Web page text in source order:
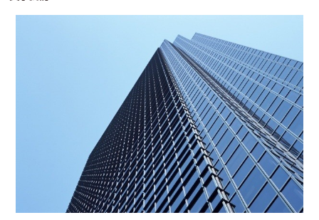
通。 中金前海副总经理石明达首先介绍了中金
前海的基本情况和发展历程，总结了前海自贸区在产
业基金及特色小镇方面的经验。 中金前海董事总经
理胡祺昊则作为云南母基金的主要负责人，对中金前
海管理的云南母基金、氢能源基金等重要的区域性、
行业性代表基金做了介绍，并交流了过去几年公司投
资的重要项目，如中石化、百果园、坚果微影院、万
色城等。其中中国果业龙头百果园项目因为与云南的
农业科技和高原特色产业相关度高，经营模式先进，
规模领先、受到大家的重点关注和热烈讨论，昭通野
苹果案例更是令云南的客人赞叹不已。宾主相约邀请
百果园的管理层与云南农科院以及高原特色果业的龙
头企业进行成体系的对接，推动实现高品质云南水果
跨省跨季，市场驱动的良性发展。 目前，中金
前海实际投资规模已达130亿元，管理资产规模超200
规模。 云南省重点产业发展基金分为母基金和子基
改革委牵头，委托中金前海（深圳）基金管理有限公
司负责具体运营管理。省政府授权省发展改革委履行
政府出资人职责，首期整合省级财政资金16亿元，逐
年整合省级财政中扶持产业发展50%左右的存量资金
以及全部新增投入部分，加上子基金收益的滚动使
用，5年争取整合100亿元左右资金作为引导资金，母
基金管理公司按照1:1-1:2的比例进行社会募集，首期
母基金规模达到32亿元-48亿元、5年达到200亿元-300
亿元。 子基金由各重点产业领导小组牵头，按照“一
个产业、一支基金”的思路，分别设立8个重点产业发
展子基金，同时设立1个并购基金和1个国际产能合作
基金服务8个重点产业，按照“成熟一支、设立一
支”的原则，经母基金管理人中金前海（深圳）基金
管理有限公司核准设立。 云南省发展改革委作为政